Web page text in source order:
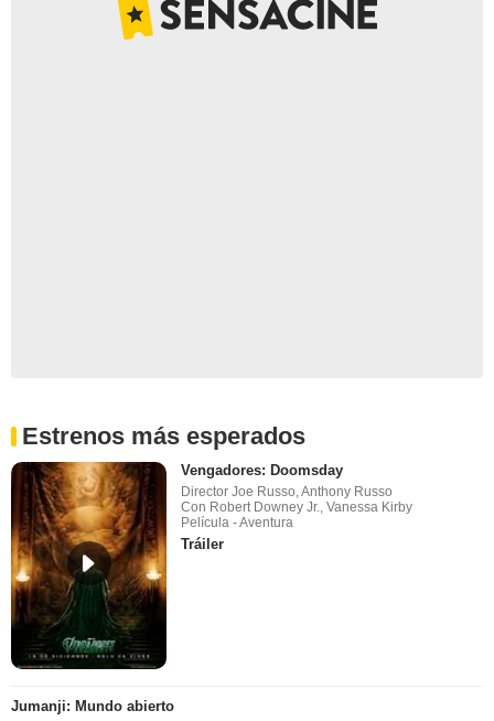
Estrenos más esperados
Vengadores: Doomsday
Director Joe Russo, Anthony Russo
Con Robert Downey Jr., Vanessa Kirby
Película - Aventura
Tráiler
Jumanji: Mundo abierto